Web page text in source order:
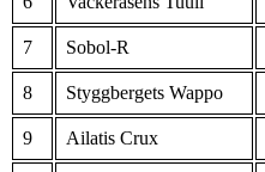
7 Sobol-R
8 Styggbergets Wappo
9 Ailatis Crux